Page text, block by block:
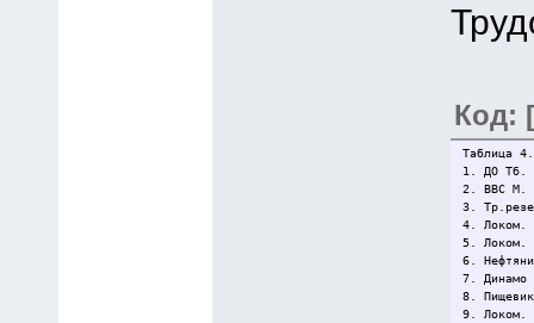
Код:
Таблица
1. ДО Тб.
2. ВВС М.
3.
4.
5.
6.
7.
8.
9.